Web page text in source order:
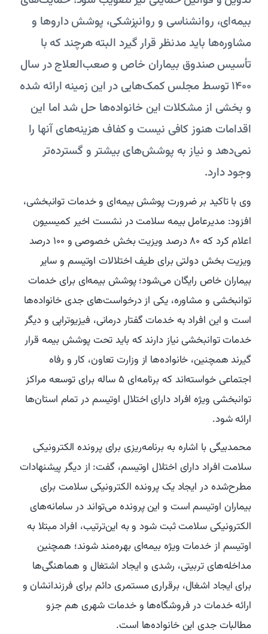
بیمه‌ای، روانشناسی و روانپزشکی، پوشش داروها و
مشاوره‌ها باید مدنظر قرار گیرد البته هرچند که با
تأسیس صندوق بیماران خاص و صعب‌العلاج در سال
۱۴۰۰ توسط مجلس کمک‌هایی در این زمینه ارائه شده
و بخشی از مشکلات این خانواده‌ها حل شد اما این
اقدامات هنوز کافی نیست و کفاف هزینه‌های آنها را
نمی‌دهد و نیاز به پوشش‌های بیشتر و گسترده‌تر
وجود دارد.
وی با تاکید بر ضرورت پوشش بیمه‌ای و خدمات توانبخشی،
افزود: مدیرعامل بیمه سلامت در نشست اخیر کمیسیون
اعلام کرد که ۸۰ درصد ویزیت بخش خصوصی و ۱۰۰ درصد
ویزیت بخش دولتی برای طیف اختلالات اوتیسم و سایر
بیماران خاص رایگان می‌شود؛ پوشش بیمه‌ای برای خدمات
توانبخشی و مشاوره، یکی از درخواست‌های جدی خانواده‌ها
است و این افراد به خدمات گفتار درمانی، فیزیوتراپی و دیگر
خدمات توانبخشی نیاز دارند که باید تحت پوشش بیمه قرار
گیرند همچنین، خانواده‌ها از وزارت تعاون، کار و رفاه
اجتماعی خواسته‌اند که برنامه‌ای ۵ ساله برای توسعه مراکز
توانبخشی ویژه افراد دارای اختلال اوتیسم در تمام استان‌ها
ارائه شود.
محمدبیگی با اشاره به برنامه‌ریزی برای پرونده الکترونیکی
سلامت افراد دارای اختلال اوتیسم، گفت: از دیگر پیشنهادات
مطرح‌شده در ایجاد یک پرونده الکترونیکی سلامت برای
بیماران اوتیسم است و این پرونده می‌تواند در سامانه‌های
الکترونیکی سلامت ثبت شود و به این‌ترتیب، افراد مبتلا به
اوتیسم از خدمات ویژه بیمه‌ای بهره‌مند شوند؛ همچنین
مداخله‌های تربیتی، رشدی و ایجاد اشتغال و هماهنگی‌ها
برای ایجاد اشغال، برقراری مستمری دائم برای فرزندانشان و
ارائه خدمات در فروشگاه‌ها و خدمات شهری هم جزو
مطالبات جدی این خانواده‌ها است.